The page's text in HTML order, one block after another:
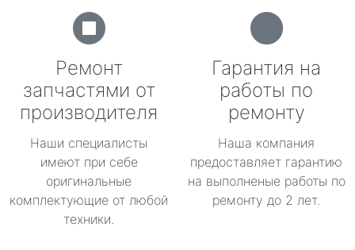
Ремонт
запчастями от
производителя
Наши специалисты
имеют при себе
оригинальные
комплектующие от любой
техники.
Гарантия на
работы по
ремонту
Наша компания
предоставляет гарантию
на выполненые работы по
ремонту до 2 лет.